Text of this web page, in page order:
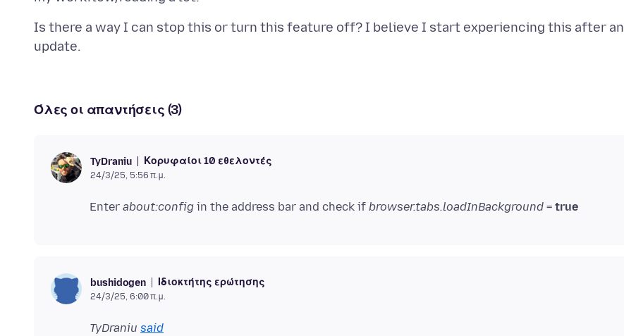
Is there a way I can stop this or turn this feature off? I believe I start experiencing this after an
Όλες οι απαντήσεις (3)
TyDraniu Κορυφαίοι 10 εθελοντές
24/3/25, 5:56 π.μ.
Enter about:config in the address bar and check if browser.tabs.loadInBackground = true
bushidogen Ιδιοκτήτης ερώτησης
24/3/25, 6:00 π.μ.
TyDraniu said